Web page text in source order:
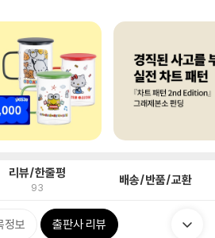
리뷰/한줄평
93 배송/반품/교환
정보 출판사 리뷰